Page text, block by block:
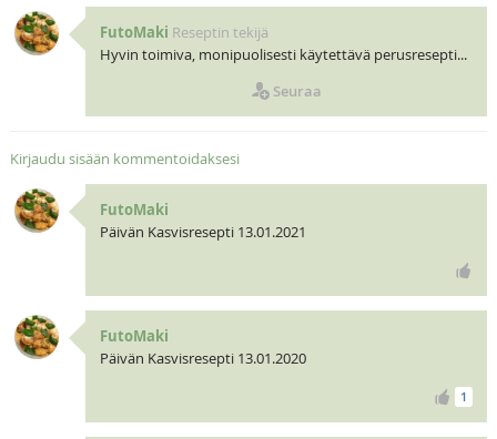
FutoMaki Reseptin tekijä
Hyvin toimiva, monipuolisesti käytettävä perusresepti...
Seuraa
Kirjaudu sisään kommentoidaksesi
FutoMaki
Päivän Kasvisresepti 13.01.2021
FutoMaki
Päivän Kasvisresepti 13.01.2020
1